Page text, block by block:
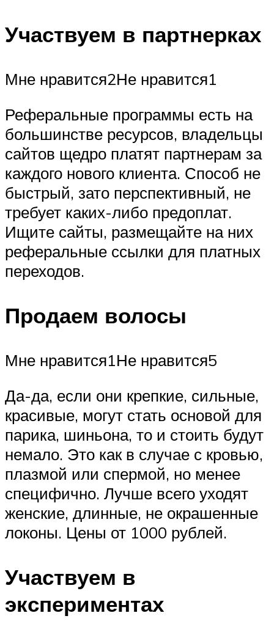
Участвуем в партнерках
Мне нравится2Не нравится1
Реферальные программы есть на
большинстве ресурсов, владельцы
сайтов щедро платят партнерам за
каждого нового клиента. Способ не
быстрый, зато перспективный, не
требует каких-либо предоплат.
Ищите сайты, размещайте на них
реферальные ссылки для платных
переходов.
Продаем волосы
Мне нравится1Не нравится5
Да-да, если они крепкие, сильные,
красивые, могут стать основой для
парика, шиньона, то и стоить будут
немало. Это как в случае с кровью,
плазмой или спермой, но менее
специфично. Лучше всего уходят
женские, длинные, не окрашенные
локоны. Цены от 1000 рублей.
Участвуем в
экспериментах